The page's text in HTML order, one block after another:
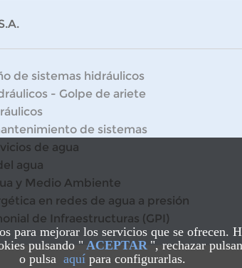
para mejorar los servicios que se ofrecen.
pulsando " ACEPTAR ", rechazar
o pulsa aquípara configurarlas.
de sistemas hidráulicos
- Golpe de ariete
de sistemas
de agua
agua
y Medio Ambiente
en redes de agua a presión
de Infraestructuras (GPI)